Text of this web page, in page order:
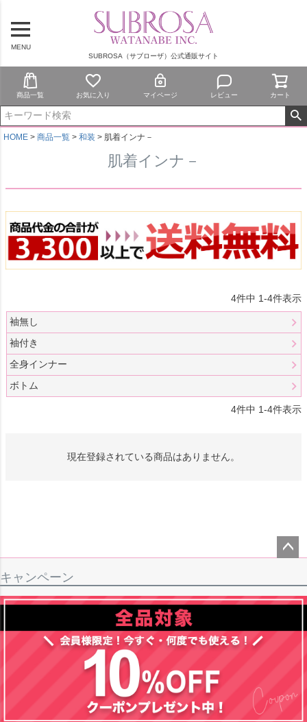
MENU
SUBROSA（サブローザ）公式通販サイト
商品一覧 お気に入り マイページ レビュー カート
HOME 商品一覧 和装 肌着インナ－
肌着インナ－
4件中 1-4件表示
袖無し
袖付き
全身インナー
ボトム
4件中 1-4件表示
現在登録されている商品はありません。
ップ
へ
キャンペーン